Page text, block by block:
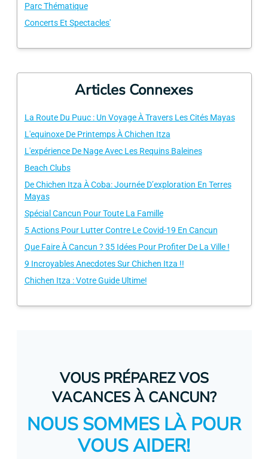
Parc Thématique
Concerts Et Spectacles'
Articles Connexes
La Route Du Puuc : Un Voyage À Travers Les Cités Mayas
L'equinoxe De Printemps À Chichen Itza
L'expérience De Nage Avec Les Requins Baleines
Beach Clubs
De Chichen Itza À Coba: Journée D’exploration En Terres
Mayas
Spécial Cancun Pour Toute La Famille
5 Actions Pour Lutter Contre Le Covid-19 En Cancun
Que Faire À Cancun ? 35 Idées Pour Profiter De La Ville !
9 Incroyables Anecdotes Sur Chichen Itza !!
Chichen Itza : Votre Guide Ultime!
VOUS PRÉPAREZ VOS
VACANCES À CANCUN?
NOUS SOMMES LÀ POUR
VOUS AIDER!